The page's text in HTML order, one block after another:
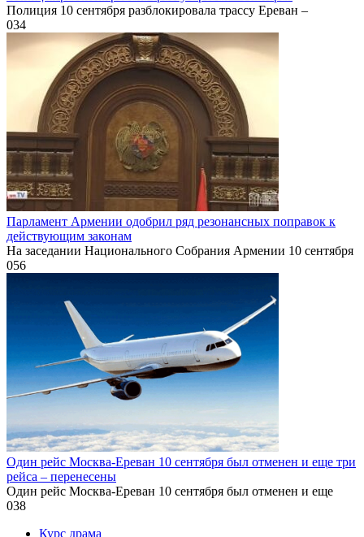
Полиция 10 сентября разблокировала трассу Ереван –
034
Парламент Армении одобрил ряд резонансных поправок к
действующим законам
На заседании Национального Собрания Армении 10 сентября
056
Один рейс Москва-Ереван 10 сентября был отменен и еще три
рейса – перенесены
Один рейс Москва-Ереван 10 сентября был отменен и еще
038
Курс драма